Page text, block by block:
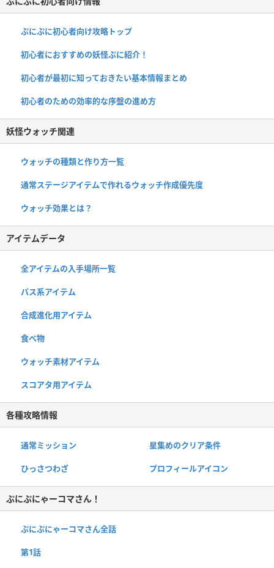
ぷにぷに初心者向け攻略トップ
初心者におすすめの妖怪ぷに紹介！
初心者が最初に知っておきたい基本情報まとめ
初心者のための効率的な序盤の進め方
妖怪ウォッチ関連
ウォッチの種類と作り方一覧
通常ステージアイテムで作れるウォッチ作成優先度
ウォッチ効果とは？
アイテムデータ
全アイテムの入手場所一覧
パス系アイテム
合成進化用アイテム
食べ物
ウォッチ素材アイテム
スコアタ用アイテム
各種攻略情報
通常ミッション 星集めのクリア条件
ひっさつわざ プロフィールアイコン
ぷにぷにゃーコマさん！
ぷにぷにゃーコマさん全話
第1話